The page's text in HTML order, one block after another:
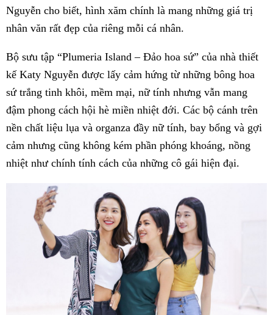
Nguyễn cho biết, hình xăm chính là mang những giá trị
nhân văn rất đẹp của riêng mỗi cá nhân.
Bộ sưu tập “Plumeria Island – Đảo hoa sứ” của nhà thiết
kế Katy Nguyễn được lấy cảm hứng từ những bông hoa
sứ trắng tinh khôi, mềm mại, nữ tính nhưng vẫn mang
đậm phong cách hội hè miền nhiệt đới. Các bộ cánh trên
nền chất liệu lụa và organza đầy nữ tính, bay bổng và gợi
cảm nhưng cũng không kém phần phóng khoáng, nồng
nhiệt như chính tính cách của những cô gái hiện đại.